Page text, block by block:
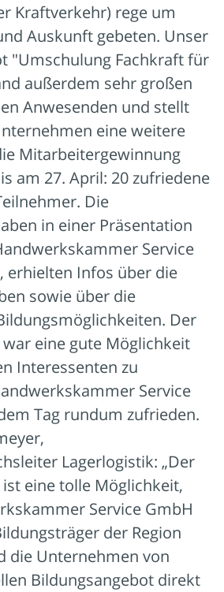
Kraftverkehr) rege um
Auskunft gebeten. Unser
"Umschulung Fachkraft für
außerdem sehr großen
Anwesenden und stellt
eine weitere
Mitarbeitergewinnung
am 27. April: 20 zufriedene
Die
in einer Präsentation
Service
erhielten Infos über die
sowie über die
Der
eine gute Möglichkeit
Interessenten zu
Service
Tag rundum zufrieden.
Lagerlogistik: „Der
eine tolle Möglichkeit,
Service GmbH
der Region
die Unternehmen von
Bildungsangebot direkt